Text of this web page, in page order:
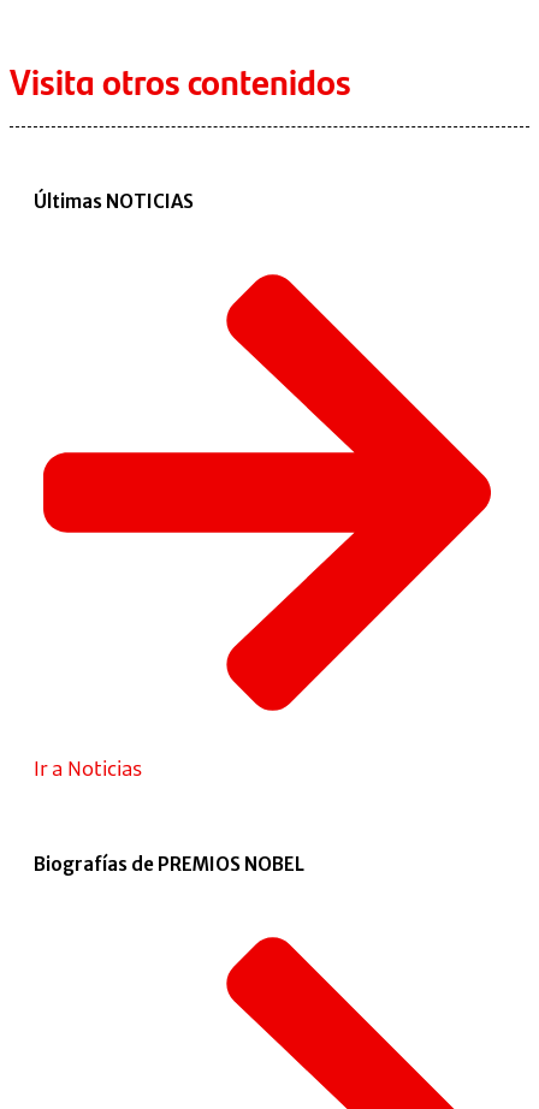
Visita otros contenidos
Últimas NOTICIAS
Ir a Noticias
Biografías de PREMIOS NOBEL